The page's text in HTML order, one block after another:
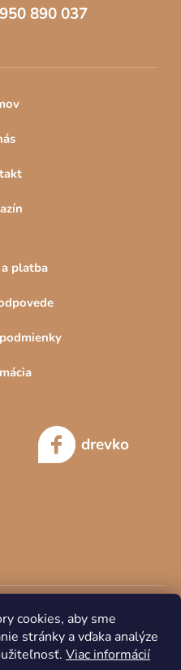
cookies, aby sme
stránky a vďaka analýze
Viac informácií
890 037
platba
drevko